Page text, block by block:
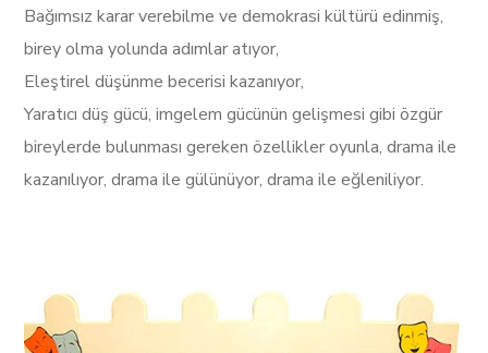
Bağımsız karar verebilme ve demokrasi kültürü edinmiş,
birey olma yolunda adımlar atıyor,
Eleştirel düşünme becerisi kazanıyor,
Yaratıcı düş gücü, imgelem gücünün gelişmesi gibi özgür
bireylerde bulunması gereken özellikler oyunla, drama ile
kazanılıyor, drama ile gülünüyor, drama ile eğleniliyor.